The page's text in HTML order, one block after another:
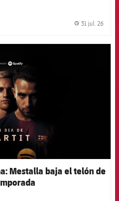
31 jul. 26
Mestalla baja el telón de